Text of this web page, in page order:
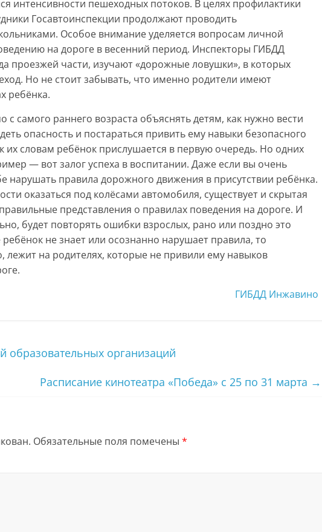
интенсивности пешеходных потоков. В целях профилактики
Госавтоинспекции продолжают проводить
Особое внимание уделяется вопросам личной
на дороге в весенний период. Инспекторы ГИБДД
проезжей части, изучают «дорожные ловушки», в которых
Но не стоит забывать, что именно родители имеют
ребёнка.
самого раннего возраста объяснять детям, как нужно вести
опасность и постараться привить ему навыки безопасного
их словам ребёнок прислушается в первую очередь. Но одних
— вот залог успеха в воспитании. Даже если вы очень
нарушать правила дорожного движения в присутствии ребёнка.
оказаться под колёсами автомобиля, существует и скрытая
представления о правилах поведения на дороге. И
будет повторять ошибки взрослых, рано или поздно это
не знает или осознанно нарушает правила, то
лежит на родителях, которые не привили ему навыков
ГИБДД Инжавино
образовательных организаций
Расписание кинотеатра «Победа» с 25 по 31 марта →
Обязательные поля помечены *